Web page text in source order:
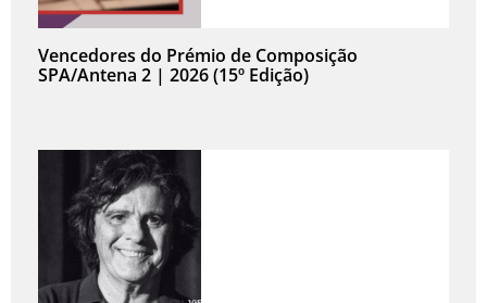
Vencedores do Prémio de Composição
SPA/Antena 2 | 2026 (15º Edição)